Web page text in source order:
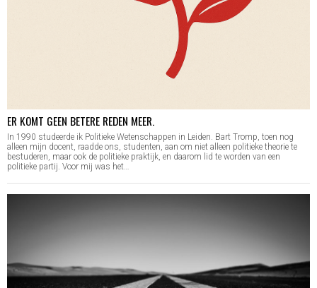
ER KOMT GEEN BETERE REDEN MEER.
In 1990 studeerde ik Politieke Wetenschappen in Leiden. Bart Tromp, toen nog
alleen mijn docent, raadde ons, studenten, aan om niet alleen politieke theorie te
bestuderen, maar ook de politieke praktijk, en daarom lid te worden van een
politieke partij. Voor mij was het…